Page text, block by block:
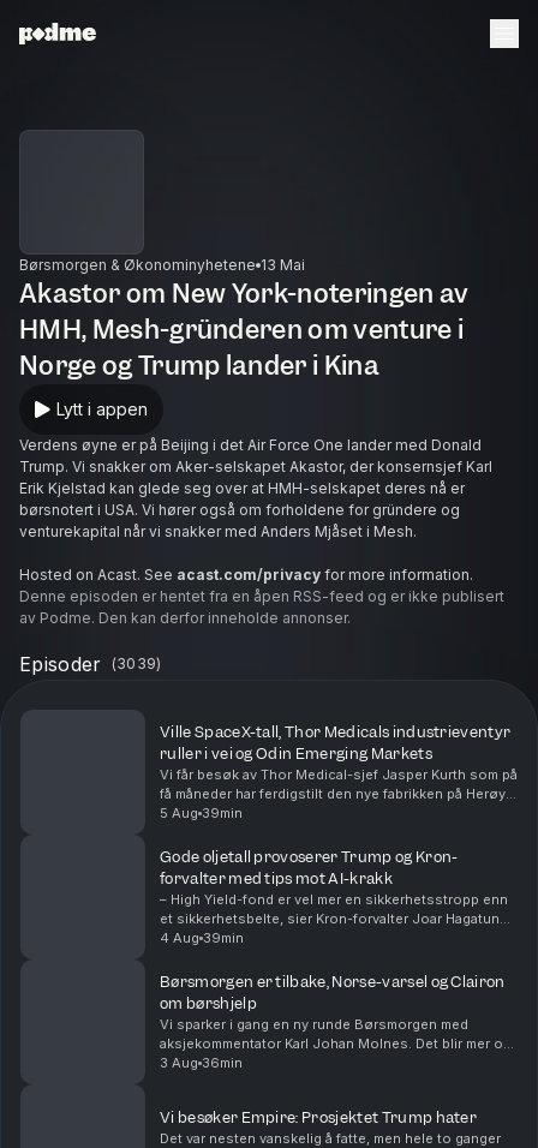
Børsmorgen & Økonominyhetene 13 Mai
Akastor om New York-noteringen av
HMH, Mesh-gründeren om venture i
Norge og Trump lander i Kina
Lytt i appen
Verdens øyne er på Beijing i det Air Force One lander med Donald
Trump. Vi snakker om Aker-selskapet Akastor, der konsernsjef Karl
Erik Kjelstad kan glede seg over at HMH-selskapet deres nå er
børsnotert i USA. Vi hører også om forholdene for gründere og
venturekapital når vi snakker med Anders Mjåset i Mesh.
Hosted on Acast. See acast.com/privacy for more information.
Denne episoden er hentet fra en åpen RSS-feed og er ikke publisert
av Podme. Den kan derfor inneholde annonser.
Episoder (3039)
Ville SpaceX-tall, Thor Medicals industrieventyr
ruller i vei og Odin Emerging Markets
Vi får besøk av Thor Medical-sjef Jasper Kurth som på
få måneder har ferdigstilt den nye fabrikken på Herøya
og levert første kundeordre. Odin-forvalter Dan Erik
5 Aug 39min
Gode oljetall provoserer Trump og Kron-
forvalter med tips mot AI-krakk
– High Yield-fond er vel mer en sikkerhetsstropp enn
et sikkerhetsbelte, sier Kron-forvalter Joar Hagatun
som diskuterer strategier for de som er redd for et AI-
4 Aug 39min
Børsmorgen er tilbake, Norse-varsel og Clairon
om børshjelp
Vi sparker i gang en ny runde Børsmorgen med
aksjekommentator Karl Johan Molnes. Det blir mer om
resultatvarselet fra flyselskapet Norse, utviklingen i
3 Aug 36min
Vi besøker Empire: Prosjektet Trump hater
Det var nesten vanskelig å fatte, men hele to ganger